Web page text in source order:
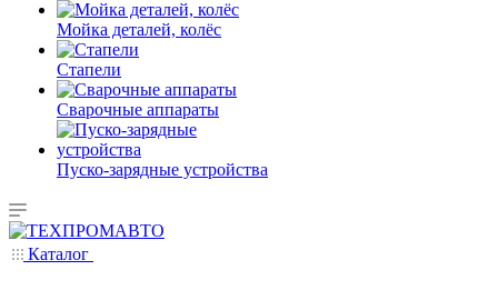
Мойка деталей, колёс
Стапели
Сварочные аппараты
Пуско-зарядные устройства
Каталог